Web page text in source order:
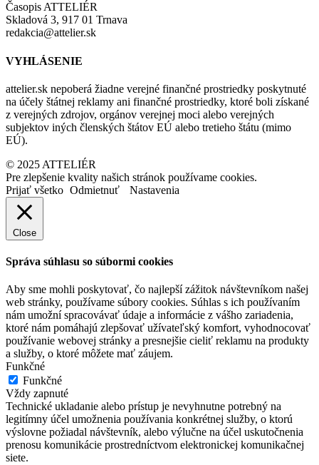
Časopis ATTELIÉR
Skladová 3, 917 01 Trnava
redakcia@attelier.sk
VYHLÁSENIE
attelier.sk nepoberá žiadne verejné finančné prostriedky poskytnuté
na účely štátnej reklamy ani finančné prostriedky, ktoré boli získané
z verejných zdrojov, orgánov verejnej moci alebo verejných
subjektov iných členských štátov EÚ alebo tretieho štátu (mimo
EÚ).
© 2025 ATTELIÉR
Pre zlepšenie kvality našich stránok používame cookies.
Prijať všetko Odmietnuť Nastavenia
Close
Správa súhlasu so súbormi cookies
Aby sme mohli poskytovať, čo najlepší zážitok návštevníkom našej
web stránky, používame súbory cookies. Súhlas s ich používaním
nám umožní spracovávať údaje a informácie z vášho zariadenia,
ktoré nám pomáhajú zlepšovať užívateľský komfort, vyhodnocovať
používanie webovej stránky a presnejšie cieliť reklamu na produkty
a služby, o ktoré môžete mať záujem.
Funkčné
Funkčné
Vždy zapnuté
Technické ukladanie alebo prístup je nevyhnutne potrebný na
legitímny účel umožnenia používania konkrétnej služby, o ktorú
výslovne požiadal návštevník, alebo výlučne na účel uskutočnenia
prenosu komunikácie prostredníctvom elektronickej komunikačnej
siete.